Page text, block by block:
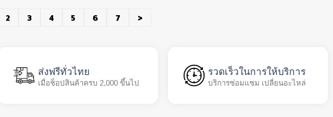
2 3 4 5 6 7 >
ส่งฟรีทั่วไทย
เมื่อช็อปสินค้าครบ 2,000 ขึ้นไป
รวดเร็วในการให้บริการ
บริการซ่อมแซม เปลี่ยนอะไหล่